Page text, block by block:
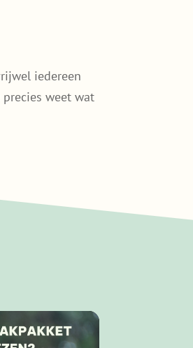
iedereen
weet wat